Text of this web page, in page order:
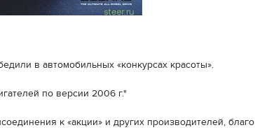
в автомобильных «конкурсах красоты».
по версии 2006 г."
к «акции» и других производителей, благо